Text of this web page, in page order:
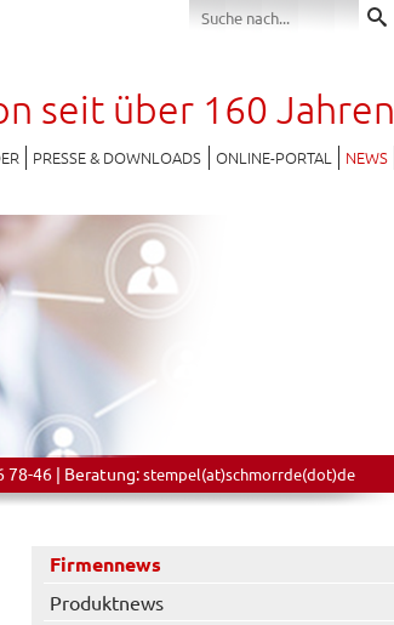
seit über 160 Jahren
PRESSE & DOWNLOADS ONLINE-PORTAL NEWS
78-46 | Beratung:stempel(at)schmorrde(dot)de
Firmennews
Produktnews